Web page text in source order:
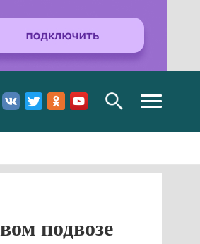
Toggle
navigation
подвозе